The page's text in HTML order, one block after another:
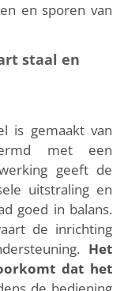
en sporen van
staal en
is gemaakt van
met een
geeft de
uitstraling en
goed in balans.
de inrichting
Het
dat het